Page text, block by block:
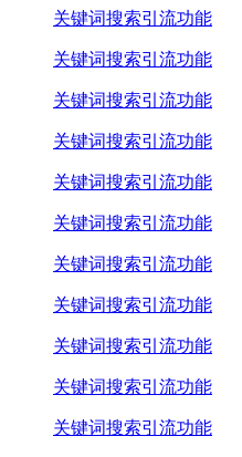
关键词搜索引流功能
关键词搜索引流功能
关键词搜索引流功能
关键词搜索引流功能
关键词搜索引流功能
关键词搜索引流功能
关键词搜索引流功能
关键词搜索引流功能
关键词搜索引流功能
关键词搜索引流功能
关键词搜索引流功能